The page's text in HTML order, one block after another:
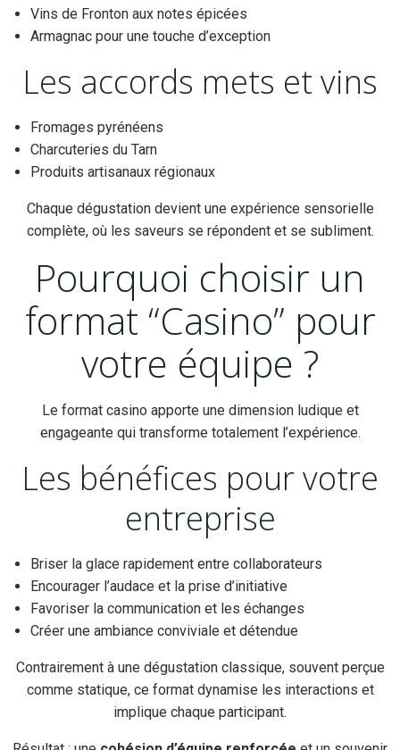
Vins de Fronton aux notes épicées
Armagnac pour une touche d’exception
Les accords mets et vins
Fromages pyrénéens
Charcuteries du Tarn
Produits artisanaux régionaux
Chaque dégustation devient une expérience sensorielle
complète, où les saveurs se répondent et se subliment.
Pourquoi choisir un
format “Casino” pour
votre équipe ?
Le format casino apporte une dimension ludique et
engageante qui transforme totalement l’expérience.
Les bénéfices pour votre
entreprise
Briser la glace rapidement entre collaborateurs
Encourager l’audace et la prise d’initiative
Favoriser la communication et les échanges
Créer une ambiance conviviale et détendue
Contrairement à une dégustation classique, souvent perçue
comme statique, ce format dynamise les interactions et
implique chaque participant.